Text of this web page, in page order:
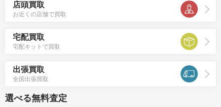
店頭買取
お近くの店舗で買取
宅配買取
宅配キットで買取
出張買取
全国出張買取
選べる無料査定